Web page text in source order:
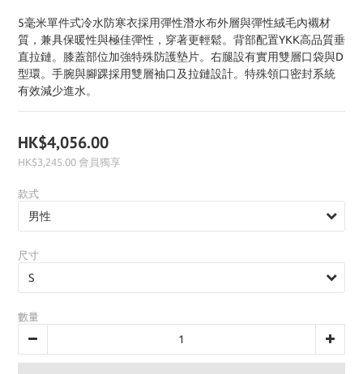
5毫米單件式冷水防寒衣採用彈性潛水布外層與彈性絨毛內襯材
質，兼具保暖性與極佳彈性，穿著更輕鬆。背部配置YKK高品質垂
直拉鏈。膝蓋部位加強特殊防護墊片。右腿設有實用雙層口袋與D
型環。手腕與腳踝採用雙層袖口及拉鏈設計。特殊領口密封系統
有效減少進水。
HK$4,056.00
HK$3,245.00 會員獨享
款式
尺寸
數量